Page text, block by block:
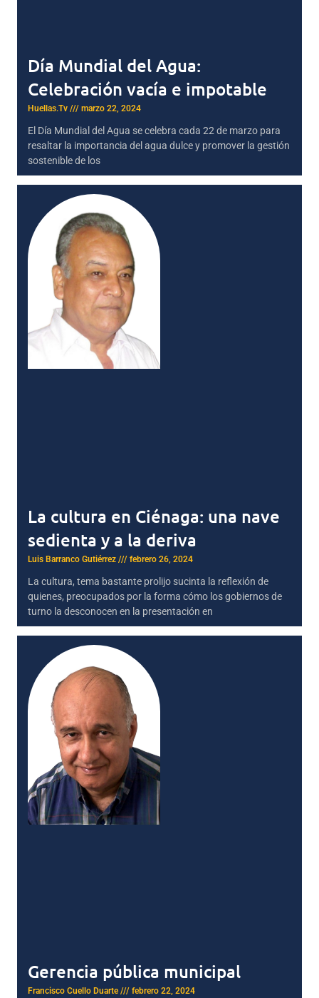
Día Mundial del Agua:
Celebración vacía e impotable
Huellas.Tv marzo 22, 2024
El Día Mundial del Agua se celebra cada 22 de marzo para
resaltar la importancia del agua dulce y promover la gestión
sostenible de los
La cultura en Ciénaga: una nave
sedienta y a la deriva
Luis Barranco Gutiérrez febrero 26, 2024
La cultura, tema bastante prolijo sucinta la reflexión de
quienes, preocupados por la forma cómo los gobiernos de
turno la desconocen en la presentación en
Gerencia pública municipal
Francisco Cuello Duarte febrero 22, 2024